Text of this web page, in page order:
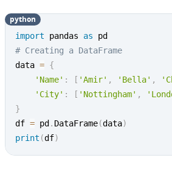
import pandas as
# Creating a DataFrame
data = {
'Name' : [ 'Amir' , 'Bella' ,
'City' : [ 'Nottingham' ,
}
df = pd . DataFrame(data)
print (df)
python